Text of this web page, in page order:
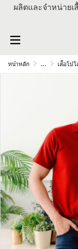
ผลิตและจำหน่ายเ
หน้าหลัก ... เสื้อโปโ